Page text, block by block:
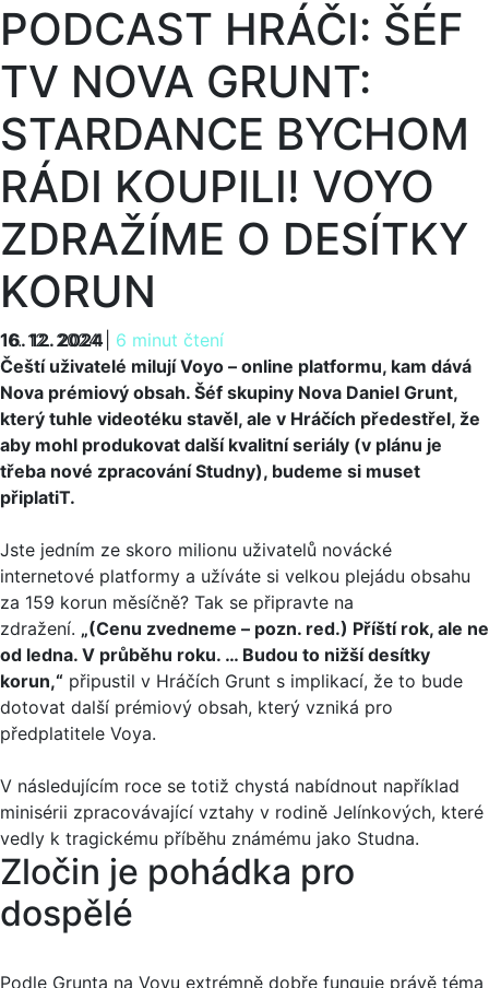
PODCAST HRÁČI: ŠÉF
TV NOVA GRUNT:
STARDANCE BYCHOM
RÁDI KOUPILI! VOYO
ZDRAŽÍME O DESÍTKY
KORUN
16. 12. 2024 6 minut čtení
16. 12. 2024
Čeští uživatelé milují Voyo – online platformu, kam dává
Nova prémiový obsah. Šéf skupiny Nova Daniel Grunt,
který tuhle videotéku stavěl, ale v Hráčích předestřel, že
aby mohl produkovat další kvalitní seriály (v plánu je
třeba nové zpracování Studny), budeme si muset
připlatiT.
Jste jedním ze skoro milionu uživatelů novácké
internetové platformy a užíváte si velkou plejádu obsahu
za 159 korun měsíčně? Tak se připravte na
zdražení. „(Cenu zvedneme – pozn. red.) Příští rok, ale ne
od ledna. V průběhu roku. … Budou to nižší desítky
korun,“ připustil v Hráčích Grunt s implikací, že to bude
dotovat další prémiový obsah, který vzniká pro
předplatitele Voya.
V následujícím roce se totiž chystá nabídnout například
minisérii zpracovávající vztahy v rodině Jelínkových, které
vedly k tragickému příběhu známému jako Studna.
Zločin je pohádka pro
dospělé
Podle Grunta na Voyu extrémně dobře funguje právě téma